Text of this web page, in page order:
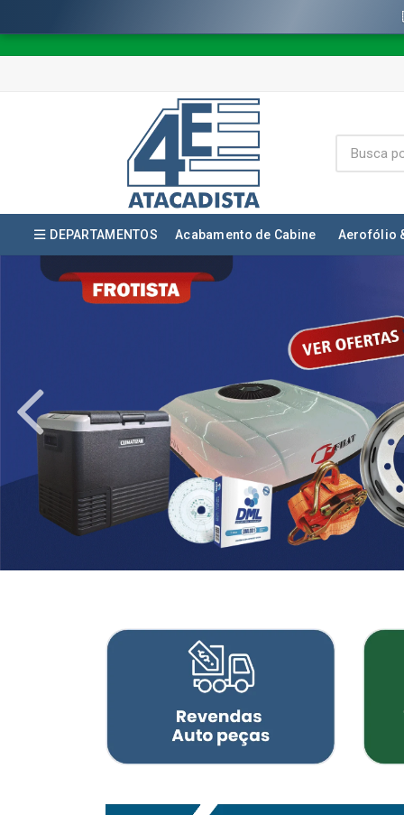
DEPARTAMENTOS Acabamento de Cabine Aerofólio